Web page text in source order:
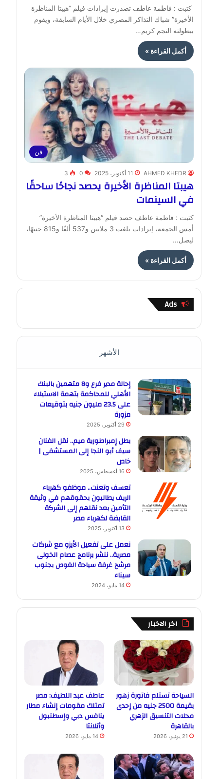
كتبت : فاطمة عاطف تصدرت إيرادات فيلم “هيبتا المناظرة
الأخيرة” شباك التذاكر المصري خلال الأيام السابقة، ويقوم
ببطولته النجم كريم…
أكمل القراءة »
فن
AHMED KHEDR 11 أكتوبر، 2025 0
3
هيبتا المناظرة الأخيرة يحصد نجاحًا ساحقًا
في السينمات
كتبت : فاطمة عاطف حصد فيلم “هيبتا المناظرة الأخيرة”
أمس الجمعة، إيرادات بلغت 3 ملايين و537 ألفًا و815 جنيهًا،
ليصل…
أكمل القراءة »
Ads
الأشهر
إحالة مدير فرع و8 متهمين بالبنك
الأهلي للمحاكمة بتهمة الاستيلاء
على 23.5 مليون جنيه بتوقيعات
مزورة
29 أكتوبر، 2025
بطل إمبراطورية ميم.. نقل الفنان
سيف أبو النجا إلى المستشفى |
خاص
16 أغسطس، 2025
تعسف وتعنت.. موظفو كهرباء
الريف يطالبون بحقوقهم في وثيقة
التأمين بعد نقلهم إلى الشركة
القابضة لكهرباء مصر
13 أكتوبر، 2025
نعمل على تفعيل الأيزو مع شركات
مصرية.. ننشر برنامج عصام الخولى
مرشح غرفة سياحة الغوص بجنوب
سيناء
14 مايو، 2024
اخر الاخبار
السياحة تستلم فاتورة زهور
بقيمة 2500 جنيه من إحدى
محلات التنسيق الزهري
بالقاهرة
21 يونيو، 2026
عاطف عبد اللطيف: مصر
تمتلك مقومات إنشاء مطار
ينافس دبي وإسطنبول
وأتلانتا
14 مايو، 2026